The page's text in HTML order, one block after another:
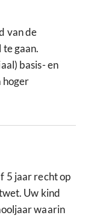
van de
gaan.
basis- en
hoger
5 jaar recht op
Uw kind
waarin